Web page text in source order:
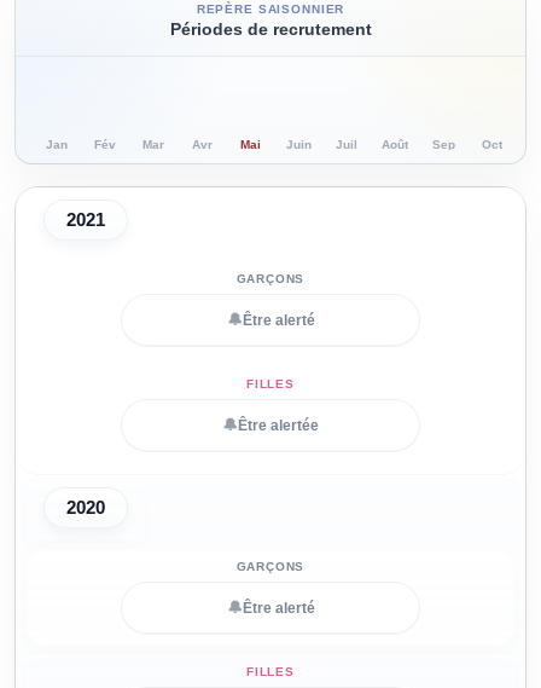
REPÈRE SAISONNIER
Périodes de recrutement
Jan Fév Mar Avr Mai Juin Juil Août Sep Oct
2021
🔔 Être alerté
🔔 Être alertée
2020
🔔 Être alerté